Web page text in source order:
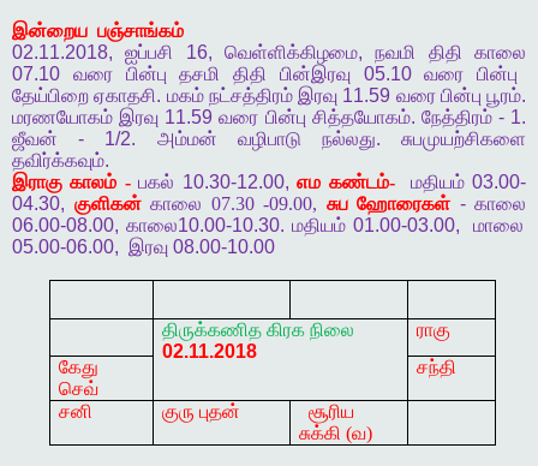
இன்றைய பஞ்சாங்கம்
02.11.2018,ஐப்பசி 16,வெள்ளிக்கிழமை,நவமி திதி
காலை
07.10 வரை பின்பு தசமி திதி பின்இரவு 05.10வரை
பின்பு
தேய்பிறை ஏகாதசி. மகம் நட்சத்திரம் இரவு 11.59 வரை பின்பு பூரம்.
மரணயோகம் இரவு 11.59வரை பின்பு சித்தயோகம். நேத்திரம்- 1.
ஜீவன் - 1/2. அம்மன் வழிபாடு நல்லது.சுபமுயற்சிகளை
தவிர்க்கவும்.
இராகு காலம் - பகல் 10.30-12.00,எம கண்டம்- மதியம்03.00-
04.30, குளிகன்காலை 07.30 -09.00, சுப ஹோரைகள் - காலை
06.00-08.00, காலை10.00-10.30. மதியம்01.00-03.00,
மாலை
05.00-06.00, இரவு 08.00-10.00
திருக்கணித கிரக நிலை
02.11.2018
ராகு
கேது
செவ்
சந்தி
சனி குரு புதன்
சூரிய
சுக்கி (வ)